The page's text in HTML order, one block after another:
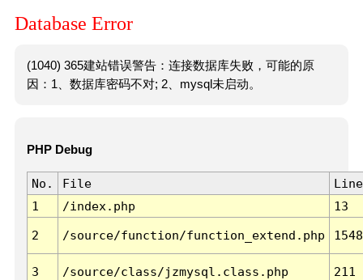
Database Error
(1040) 365建站错误警告：连接数据库失败，可能的原
因：1、数据库密码不对; 2、mysql未启动。
PHP Debug
No. File
Line
1
/index.php 13
2 /source/function/function_extend.php 1548
3 /source/class/jzmysql.class.php 211